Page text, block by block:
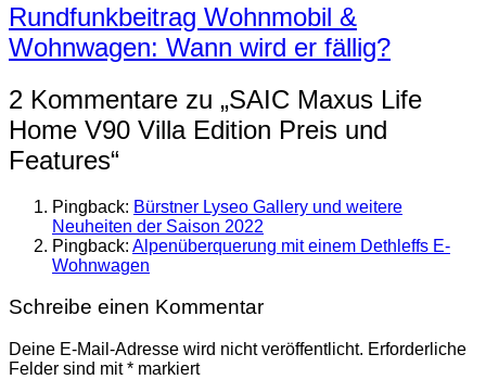
Rundfunkbeitrag Wohnmobil &
Wohnwagen: Wann wird er fällig?
2 Kommentare zu „SAIC Maxus Life
Home V90 Villa Edition Preis und
Features“
Pingback: Bürstner Lyseo Gallery und weitere
Neuheiten der Saison 2022
Pingback: Alpenüberquerung mit einem Dethleffs E-
Wohnwagen
Schreibe einen Kommentar
Deine E-Mail-Adresse wird nicht veröffentlicht. Erforderliche
Felder sind mit* markiert